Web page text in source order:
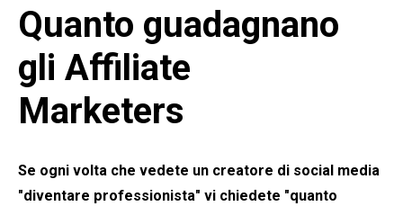
Quanto guadagnano
gli Affiliate
Marketers
Se ogni volta che vedete un creatore di social media
"diventare professionista" vi chiedete "quanto